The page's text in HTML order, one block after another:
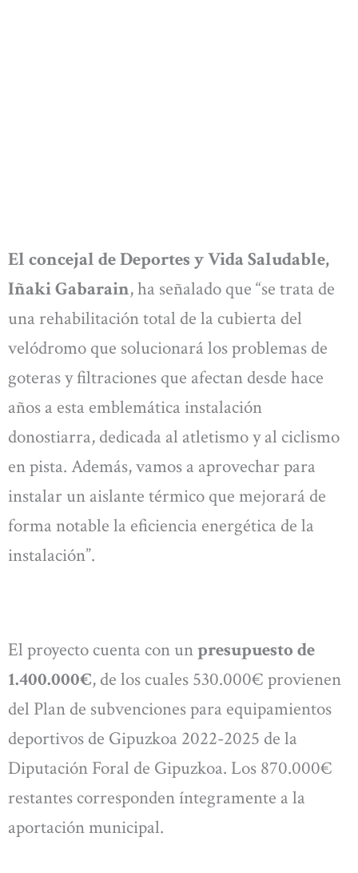
El concejal de Deportes y Vida Saludable,
Iñaki Gabarain, ha señalado que “se trata de
una rehabilitación total de la cubierta del
velódromo que solucionará los problemas de
goteras y filtraciones que afectan desde hace
años a esta emblemática instalación
donostiarra, dedicada al atletismo y al ciclismo
en pista. Además, vamos a aprovechar para
instalar un aislante térmico que mejorará de
forma notable la eficiencia energética de la
instalación”.
El proyecto cuenta con unpresupuesto de
1.400.000€, de los cuales 530.000€ provienen
del Plan de subvenciones para equipamientos
deportivos de Gipuzkoa 2022-2025 de la
Diputación Foral de Gipuzkoa. Los 870.000€
restantes corresponden íntegramente a la
aportación municipal.